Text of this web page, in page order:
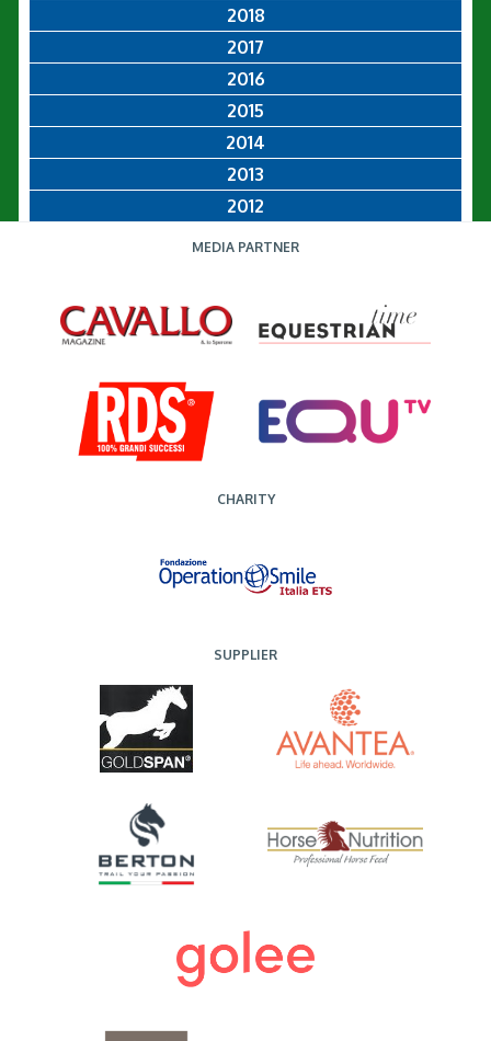
2018
2017
2016
2015
2014
2013
2012
MEDIA PARTNER
CHARITY
SUPPLIER